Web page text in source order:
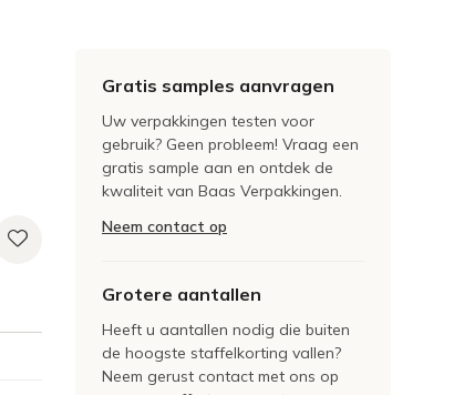
Gratis samples aanvragen
Uw verpakkingen testen voor
gebruik? Geen probleem! Vraag een
gratis sample aan en ontdek de
kwaliteit van Baas Verpakkingen.
Neem contact op
Grotere aantallen
Heeft u aantallen nodig die buiten
de hoogste staffelkorting vallen?
Neem gerust contact met ons op